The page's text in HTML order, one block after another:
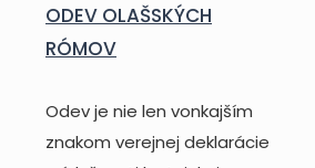
ODEV OLAŠSKÝCH
RÓMOV
Odev je nie len vonkajším
znakom verejnej deklarácie